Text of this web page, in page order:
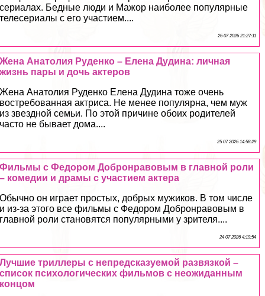
сериалах. Бедные люди и Мажор наиболее популярные
телесериалы с его участием....
26 07 2026 21:27:11
Жена Анатолия Руденко – Елена Дудина: личная
жизнь пары и дочь актеров
Жена Анатолия Руденко Елена Дудина тоже очень
востребованная актриса. Не менее популярна, чем муж
из звездной семьи. По этой причине обоих родителей
часто не бывает дома....
25 07 2026 14:58:29
Фильмы с Федором Добронравовым в главной роли
– комедии и драмы с участием актера
Обычно он играет простых, добрых мужиков. В том числе
и из-за этого все фильмы с Федором Добронравовым в
главной роли становятся популярными у зрителя....
24 07 2026 4:19:54
Лучшие триллеры с непредсказуемой развязкой –
список психологических фильмов с неожиданным
концом